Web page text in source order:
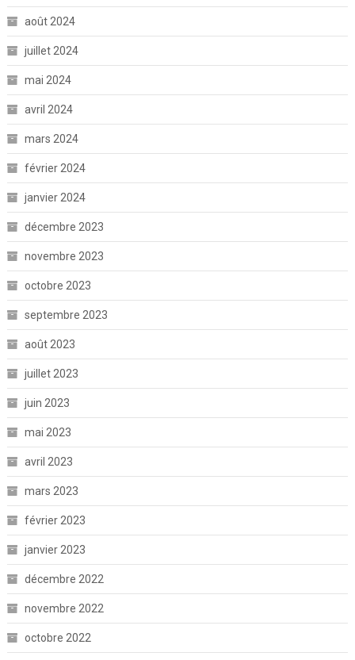
août 2024
juillet 2024
mai 2024
avril 2024
mars 2024
février 2024
janvier 2024
décembre 2023
novembre 2023
octobre 2023
septembre 2023
août 2023
juillet 2023
juin 2023
mai 2023
avril 2023
mars 2023
février 2023
janvier 2023
décembre 2022
novembre 2022
octobre 2022